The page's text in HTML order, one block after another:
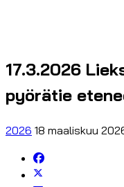
17.3.2026
pyörätie
2026 18 maaliskuu